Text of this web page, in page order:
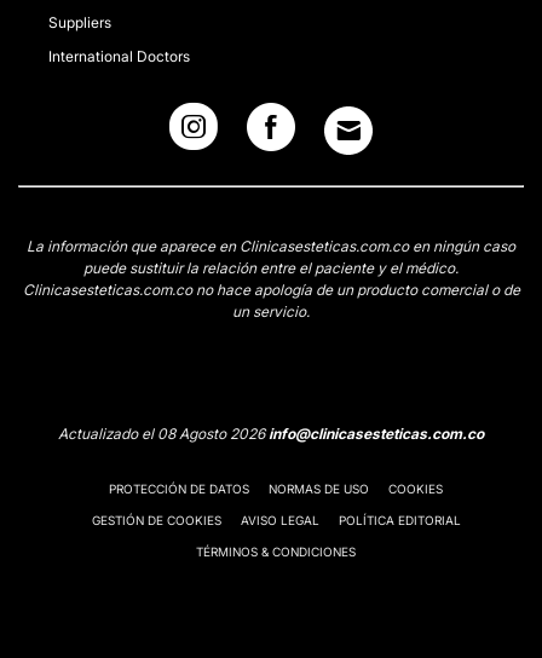
Suppliers
International Doctors
La información que aparece en Clinicasesteticas.com.co en ningún caso
puede sustituir la relación entre el paciente y el médico.
Clinicasesteticas.com.co no hace apología de un producto comercial o de
un servicio.
Actualizado el 08 Agosto 2026info@clinicasesteticas.com.co
PROTECCIÓN DE DATOS NORMAS DE USO COOKIES
GESTIÓN DE COOKIES AVISO LEGAL POLÍTICA EDITORIAL
TÉRMINOS & CONDICIONES